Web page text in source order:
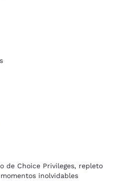
de Choice Privileges, repleto
inolvidables